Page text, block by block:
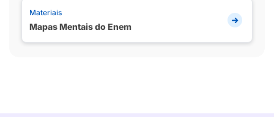
Materiais
Mapas Mentais do Enem